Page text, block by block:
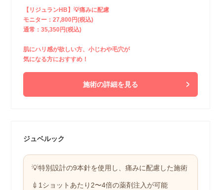
【リジュランHB】💡痛みに配慮
モニター：27,800円(税込)
通常：35,350円(税込)
肌にハリ感が欲しい方、小じわや毛穴が
気になる方におすすめ！
施術の詳細を見る
ジュベルック
💡特別設計の9本針を使用し、痛みに配慮した施術
💉1ショットあたり2〜4倍の薬剤注入が可能